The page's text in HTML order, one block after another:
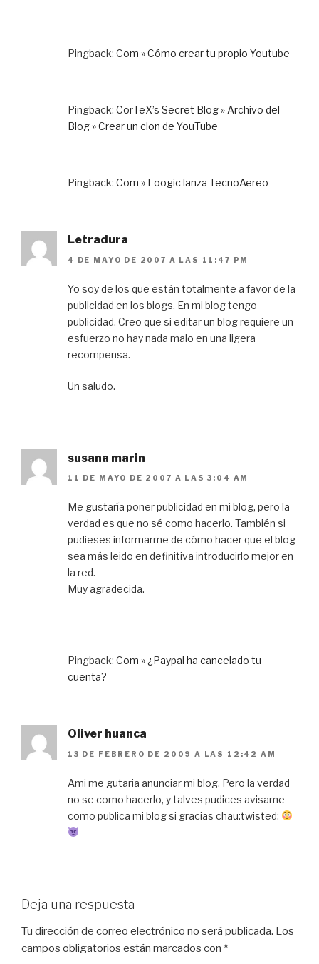
Pingback: Com » Cómo crear tu propio Youtube
Pingback: CorTeX’s Secret Blog » Archivo del
Blog » Crear un clon de YouTube
Pingback: Com » Loogic lanza TecnoAereo
Letradura
4 DE MAYO DE 2007 A LAS 11:47 PM
Yo soy de los que están totalmente a favor de la
publicidad en los blogs. En mi blog tengo
publicidad. Creo que si editar un blog requiere un
esfuerzo no hay nada malo en una ligera
recompensa.
Un saludo.
susana marin
11 DE MAYO DE 2007 A LAS 3:04 AM
Me gustaría poner publicidad en mi blog, pero la
verdad es que no sé como hacerlo. También si
pudieses informarme de cómo hacer que el blog
sea más leido en definitiva introducirlo mejor en
la red.
Muy agradecida.
Pingback: Com » ¿Paypal ha cancelado tu
cuenta?
Oliver huanca
13 DE FEBRERO DE 2009 A LAS 12:42 AM
Ami me gutaria anunciar mi blog. Pero la verdad
no se como hacerlo, y talves pudices avisame
como publica mi blog si gracias chau:twisted:
Deja una respuesta
Tu dirección de correo electrónico no será publicada. Los
campos obligatorios están marcados con *